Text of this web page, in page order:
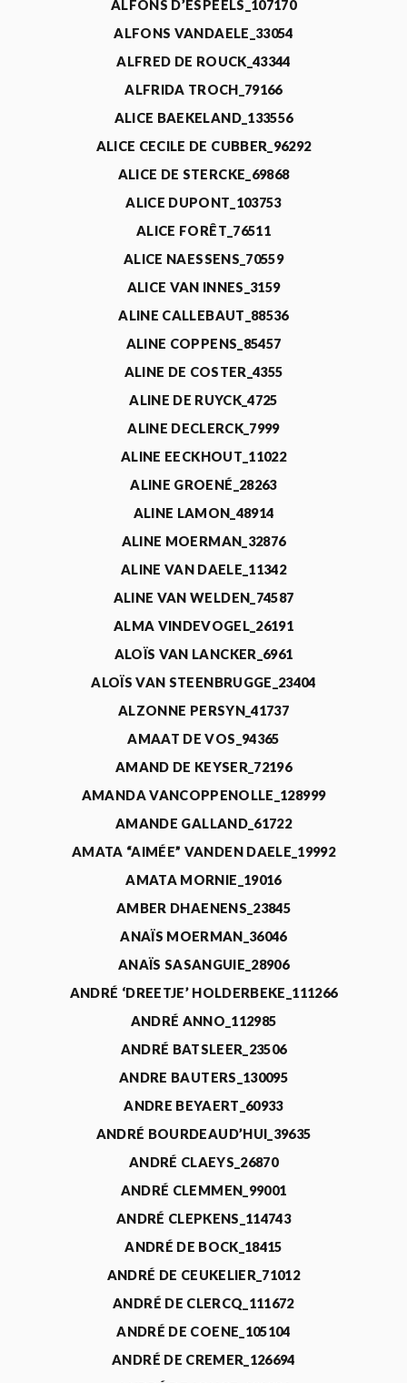
ALFONS D’ESPEELS_107170
ALFONS VANDAELE_33054
ALFRED DE ROUCK_43344
ALFRIDA TROCH_79166
ALICE BAEKELAND_133556
ALICE CECILE DE CUBBER_96292
ALICE DE STERCKE_69868
ALICE DUPONT_103753
ALICE FORÊT_76511
ALICE NAESSENS_70559
ALICE VAN INNES_3159
ALINE CALLEBAUT_88536
ALINE COPPENS_85457
ALINE DE COSTER_4355
ALINE DE RUYCK_4725
ALINE DECLERCK_7999
ALINE EECKHOUT_11022
ALINE GROENÉ_28263
ALINE LAMON_48914
ALINE MOERMAN_32876
ALINE VAN DAELE_11342
ALINE VAN WELDEN_74587
ALMA VINDEVOGEL_26191
ALOÏS VAN LANCKER_6961
ALOÏS VAN STEENBRUGGE_23404
ALZONNE PERSYN_41737
AMAAT DE VOS_94365
AMAND DE KEYSER_72196
AMANDA VANCOPPENOLLE_128999
AMANDE GALLAND_61722
AMATA “AIMÉE” VANDEN DAELE_19992
AMATA MORNIE_19016
AMBER DHAENENS_23845
ANAÏS MOERMAN_36046
ANAÏS SASANGUIE_28906
ANDRÉ ‘DREETJE’ HOLDERBEKE_111266
ANDRÉ ANNO_112985
ANDRÉ BATSLEER_23506
ANDRE BAUTERS_130095
ANDRE BEYAERT_60933
ANDRÉ BOURDEAUD’HUI_39635
ANDRÉ CLAEYS_26870
ANDRÉ CLEMMEN_99001
ANDRÉ CLEPKENS_114743
ANDRÉ DE BOCK_18415
ANDRÉ DE CEUKELIER_71012
ANDRÉ DE CLERCQ_111672
ANDRÉ DE COENE_105104
ANDRÉ DE CREMER_126694